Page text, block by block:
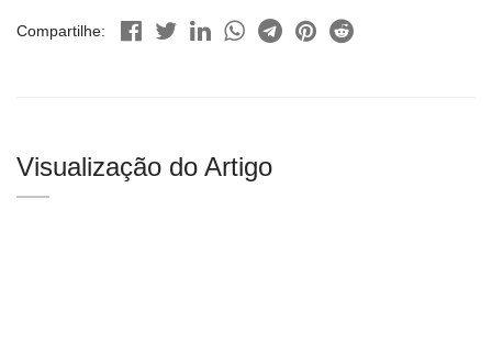
Compartilhe:
Visualização do Artigo